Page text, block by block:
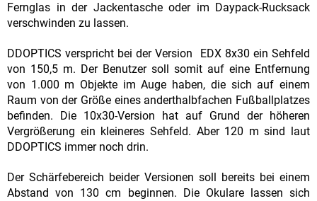
Fernglas in der Jackentasche oder im Daypack-Rucksack
verschwinden zu lassen.
DDOPTICS verspricht bei der Version EDX 8x30 ein Sehfeld
von 150,5 m. Der Benutzer soll somit auf eine Entfernung
von 1.000 m Objekte im Auge haben, die sich auf einem
Raum von der Größe eines anderthalbfachen Fußballplatzes
befinden. Die 10x30-Version hat auf Grund der höheren
Vergrößerung ein kleineres Sehfeld. Aber 120 m sind laut
DDOPTICS immer noch drin.
Der Schärfebereich beider Versionen soll bereits bei einem
Abstand von 130 cm beginnen. Die Okulare lassen sich